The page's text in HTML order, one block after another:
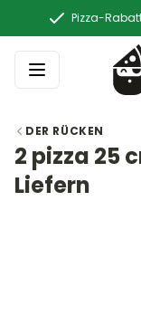
Pizza-
DER RÜCKEN
2 pizza 25
Liefern